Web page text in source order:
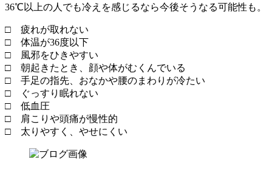
36℃以上の人でも冷えを感じるなら今後そうなる可能性も。
□ 疲れが取れない
□ 体温が36度以下
□ 風邪をひきやすい
□ 朝起きたとき、顔や体がむくんでいる
□ 手足の指先、おなかや腰のまわりが冷たい
□ ぐっすり眠れない
□ 低血圧
□ 肩こりや頭痛が慢性的
□ 太りやすく、やせにくい